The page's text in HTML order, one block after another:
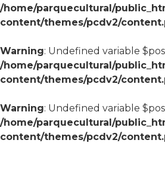
/home/parquecultural/
content/themes/pcdv2/
Warning: Undefined variable
/home/parquecultural/
content/themes/pcdv2/
Warning: Undefined variable
/home/parquecultural/
content/themes/pcdv2/